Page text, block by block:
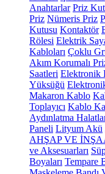
Anahtarlar Priz
Priz Nümeris Priz
Kutusu Kontaktör
Rölesi Elektrik
Kabloları Çoklu
Akım Korumalı
Saatleri Elektronik
Yüksüğü
Makaron Kablo
Toplayıcı Kablo
Aydınlatma
Paneli Lityum Akü
AHŞAP VE
ve Aksesuarları
Boyaları Tempare